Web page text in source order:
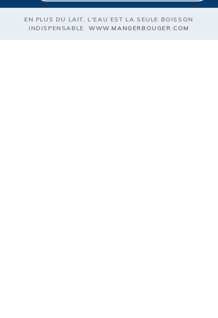
EN PLUS DU LAIT, L'EAU EST LA SEULE BOISSON
INDISPENSABLE. WWW.MANGERBOUGER.COM